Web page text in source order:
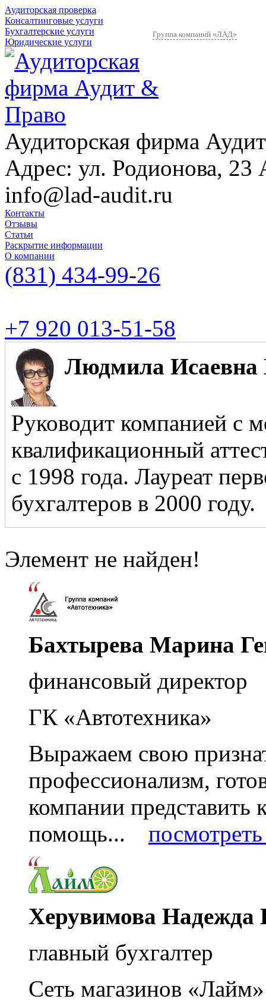
Аудиторская проверка
Консалтинговые услуги
Бухгалтерские услуги
Юридические услуги
Группа компаний «ЛАД»
Аудиторская фирма
Адрес: ул. Родионова, 23
info@lad-audit.ru
Контакты
Отзывы
Статьи
Раскрытие информации
О компании
(831) 434-99-26
+7 920 013-51-58
Людмила Исаевна
Руководит компанией с
квалификационный
с 1998 года. Лауреат
бухгалтеров в 2000 году.
Элемент не найден!
Бахтырева Марина
финансовый директор
ГК «Автотехника»
Выражаем свою
профессионализм,
компании
помощь...
Херувимова Надежда
главный бухгалтер
Сеть магазинов «Лайм»